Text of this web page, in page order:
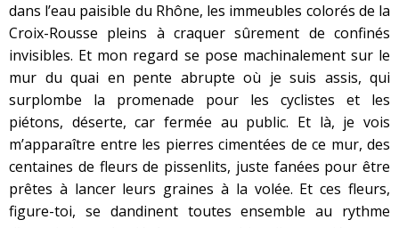
dans l’eau paisible du Rhône, les immeubles colorés de la
Croix-Rousse pleins à craquer sûrement de confinés
invisibles. Et mon regard se pose machinalement sur le
mur du quai en pente abrupte où je suis assis, qui
surplombe la promenade pour les cyclistes et les
piétons, déserte, car fermée au public. Et là, je vois
m’apparaître entre les pierres cimentées de ce mur, des
centaines de fleurs de pissenlits, juste fanées pour être
prêtes à lancer leurs graines à la volée. Et ces fleurs,
figure-toi, se dandinent toutes ensemble au rythme